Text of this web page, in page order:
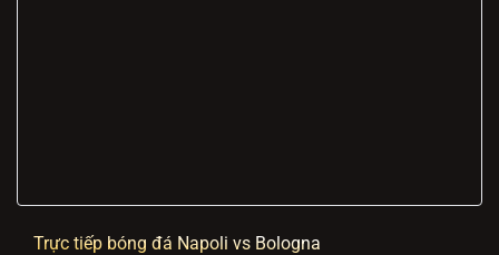
Trực tiếp bóng đá Napoli vs Bologna